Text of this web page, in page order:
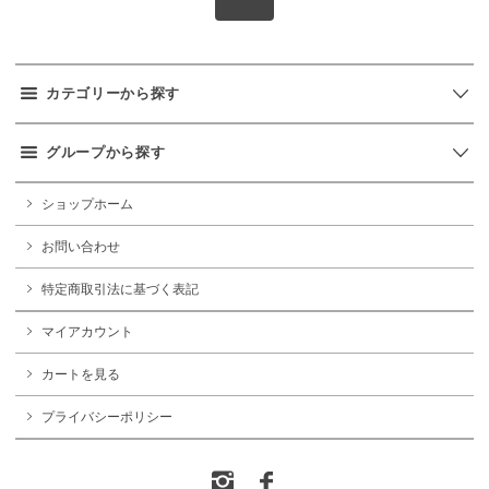
カテゴリーから探す
グループから探す
ショップホーム
お問い合わせ
特定商取引法に基づく表記
マイアカウント
カートを見る
プライバシーポリシー